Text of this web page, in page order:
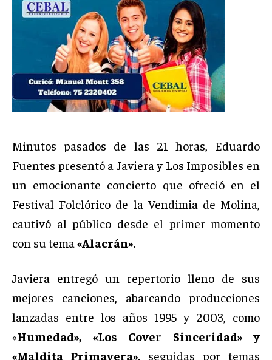
Minutos pasados de las 21 horas, Eduardo
Fuentes presentó a Javiera y Los Imposibles en
un emocionante concierto que ofreció en el
Festival Folclórico de la Vendimia de Molina,
cautivó al público desde el primer momento
con su tema «Alacrán».
Javiera entregó un repertorio lleno de sus
mejores canciones, abarcando producciones
lanzadas entre los años 1995 y 2003, como
«Humedad», «Los Cover Sinceridad» y
«Maldita Primavera», seguidas por temas